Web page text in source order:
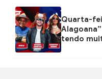
Quarta-
tendo